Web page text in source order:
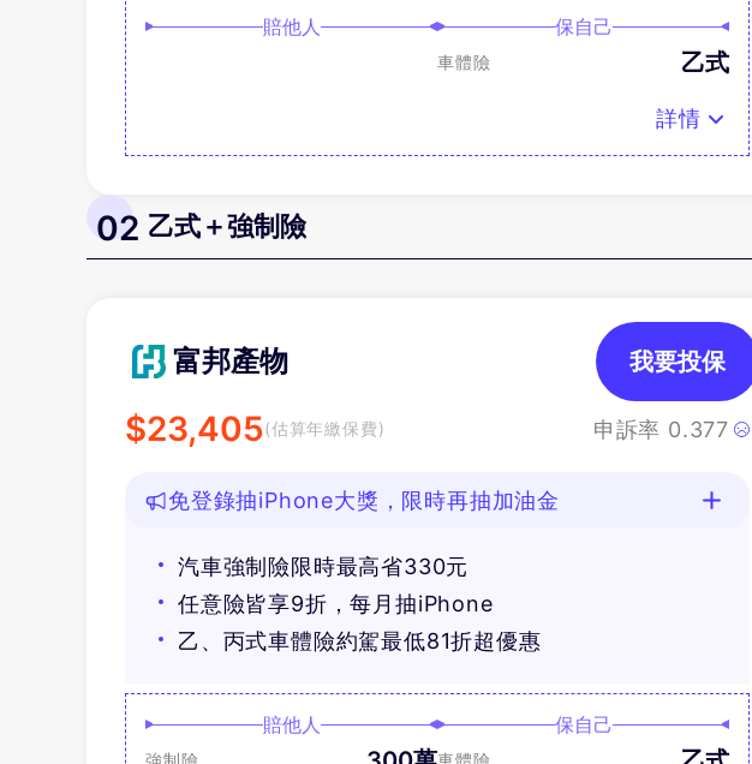
賠他人 保自己
車體險 乙式
詳情
02 乙式＋強制險
富邦產物
$23,405(估算年繳保費) 申訴率 0.377
我要投保
免登錄抽iPhone大獎，限時再抽加油金
汽車強制險限時最高省330元
任意險皆享9折，每月抽iPhone
乙、丙式車體險約駕最低81折超優惠
賠他人
強制險
保自己
車體險